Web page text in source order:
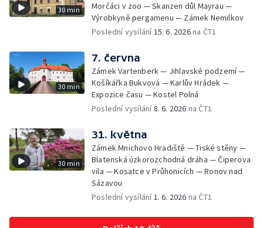
30 min
Morčáci v zoo — Skanzen důl Mayrau —
Výrobkyně pergamenu — Zámek Nemilkov
Poslední vysílání15. 6. 2026na ČT1
30 min
7. června
Zámek Vartenberk — Jihlavské podzemí —
Košíkářka Bukvová — Karlův Hrádek —
Expozice času — Kostel Polná
Poslední vysílání8. 6. 2026 na ČT1
30 min
31. května
Zámek Mnichovo Hradiště — Tiské stěny —
Blatenská úzkorozchodná dráha — Čiperova
vila — Kosatce v Průhonicích — Ronov nad
Sázavou
Poslední vysílání1. 6. 2026 na ČT1